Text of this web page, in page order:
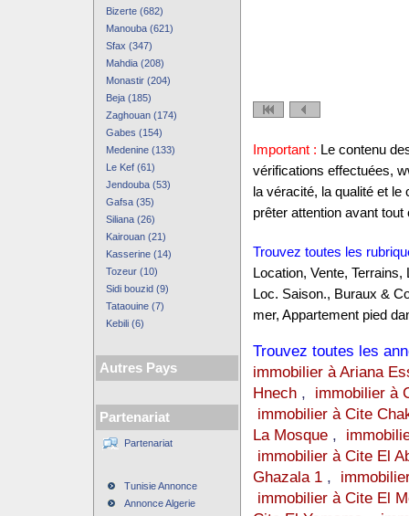
Bizerte (682)
Manouba (621)
Sfax (347)
Mahdia (208)
Monastir (204)
Beja (185)
Zaghouan (174)
Gabes (154)
Medenine (133)
Le Kef (61)
Jendouba (53)
Gafsa (35)
Siliana (26)
Kairouan (21)
Kasserine (14)
Tozeur (10)
Sidi bouzid (9)
Tataouine (7)
Kebili (6)
Autres Pays
Partenariat
Partenariat
Tunisie Annonce
Annonce Algerie
Important : Le contenu
vérifications effectuées,
la véracité, la qualité et
prêter attention avant tout
Trouvez toutes les
Location, Vente,
Loc. Saison., Buraux &
mer, Appartement pied
Trouvez toutes les
immobilier à Ariana
Hnech, immobilier à
immobilier à Cite
La Mosque,
immobilier à Cite El
Ghazala 1,
immobilier à Cite El